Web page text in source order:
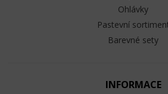
Ohlávky
Pastevní
Barevné sety
INFORMACE